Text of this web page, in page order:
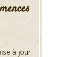
à jour